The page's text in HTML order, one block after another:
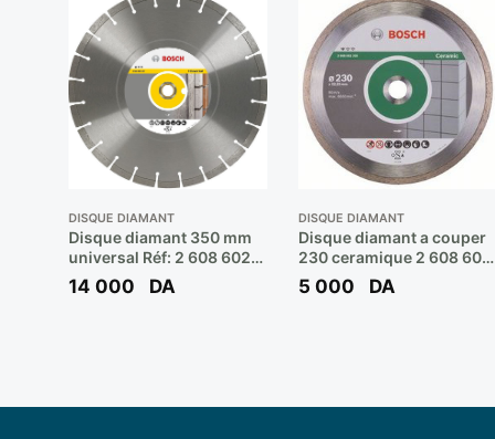
DISQUE DIAMANT
Disque diamant 350 mm
universal Réf: 2 608 602
549 ** BOSCH
14 000 DA
DISQUE DIAMANT
Disque diamant a couper
230 ceramique 2 608 602
205 ** BOSCH
5 000 DA